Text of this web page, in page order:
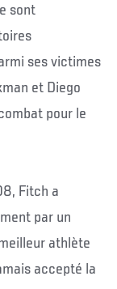
sont
ses victimes
et Diego
pour le
Fitch a
par un
athlète
accepté la